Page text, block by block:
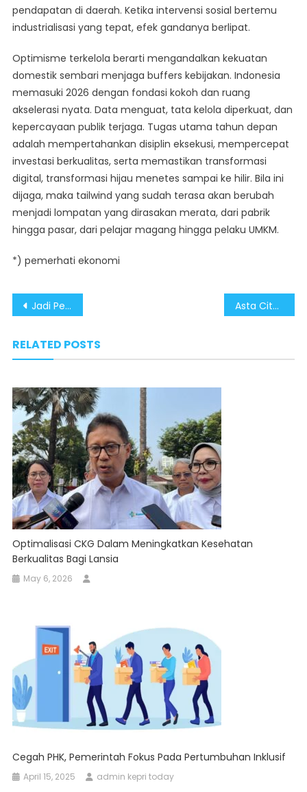
pendapatan di daerah. Ketika intervensi sosial bertemu
industrialisasi yang tepat, efek gandanya berlipat.
Optimisme terkelola berarti mengandalkan kekuatan
domestik sembari menjaga buffers kebijakan. Indonesia
memasuki 2026 dengan fondasi kokoh dan ruang
akselerasi nyata. Data menguat, tata kelola diperkuat, dan
kepercayaan publik terjaga. Tugas utama tahun depan
adalah mempertahankan disiplin eksekusi, mempercepat
investasi berkualitas, serta memastikan transformasi
digital, transformasi hijau menetes sampai ke hilir. Bila ini
dijaga, maka tailwind yang sudah terasa akan berubah
menjadi lompatan yang dirasakan merata, dari pabrik
hingga pasar, dari pelajar magang hingga pelaku UMKM.
*) pemerhati ekonomi
Post
Jadi Penopang Utama Fondasi Ekonomi Indonesia di 2026, Program Prioritas Beri Dampak Nyata Asta Cita Berbuah Apresiasi Capaian 2025 & Mandat Akselerasi 2026
RELATED POSTS
Optimalisasi CKG Dalam Meningkatkan Kesehatan
Berkualitas Bagi Lansia
May 6, 2026
Cegah PHK, Pemerintah Fokus Pada Pertumbuhan Inklusif
April 15, 2025 admin kepri today